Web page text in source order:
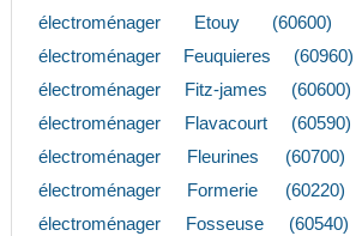
électroménager Etouy (60600)
électroménager Feuquieres (60960)
électroménager Fitz-james (60600)
électroménager Flavacourt (60590)
électroménager Fleurines (60700)
électroménager Formerie (60220)
électroménager Fosseuse (60540)